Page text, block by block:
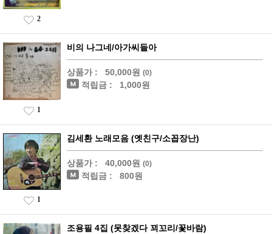
2
비의 나그네/아가씨들아
상품가 : 50,000원 (0)
적립금 : 1,000원
1
김세환 노래모음 (옛친구/소꼽장난)
상품가 : 40,000원 (0)
적립금 : 800원
1
조용필 4집 (못찾겠다 꾀꼬리/꽃바람)